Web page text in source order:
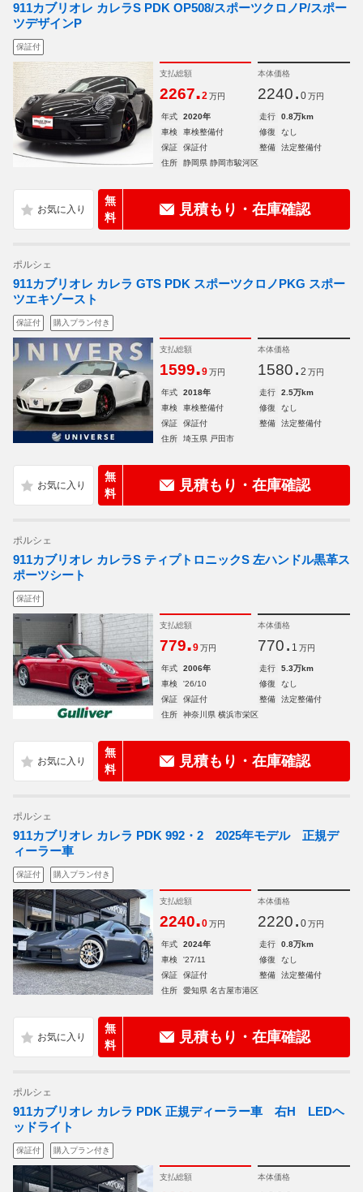
911カブリオレ カレラS PDK OP508/スポーツクロノP/スポー
ツデザインP
保証付
支払総額
2267.2 万円
本体価格
2240. 0 万円
年式 2020年 走行
0.8万km
車検
車検整備付 修復
なし
保証
保証付 整備
法定整備付
住所
静岡県 静岡市駿河区
無
料
見積もり・在庫確認
ポルシェ
911カブリオレ カレラ GTS PDK スポーツクロノPKG スポー
ツエキゾースト
保証付 購入プラン付き
支払総額
1599.9 万円
本体価格
1580. 2 万円
年式 2018年 走行
2.5万km
車検
車検整備付 修復
なし
保証
保証付 整備
法定整備付
住所
埼玉県 戸田市
無
料
見積もり・在庫確認
ポルシェ
911カブリオレ カレラS ティプトロニックS 左ハンドル黒革ス
ポーツシート
保証付
支払総額
779.9 万円
本体価格
770. 1 万円
年式 2006年 走行
5.3万km
車検
'26/10 修復
なし
保証
保証付 整備
法定整備付
住所
神奈川県 横浜市栄区
無
料
見積もり・在庫確認
ポルシェ
911カブリオレ カレラ PDK 992・2 2025年モデル 正規デ
ィーラー車
保証付 購入プラン付き
支払総額
2240.0 万円
本体価格
2220. 0 万円
年式 2024年 走行
0.8万km
車検
'27/11 修復
なし
保証
保証付 整備
法定整備付
住所
愛知県 名古屋市港区
無
料
見積もり・在庫確認
ポルシェ
911カブリオレ カレラ PDK 正規ディーラー車 右H LEDヘ
ッドライト
保証付 購入プラン付き
支払総額 本体価格